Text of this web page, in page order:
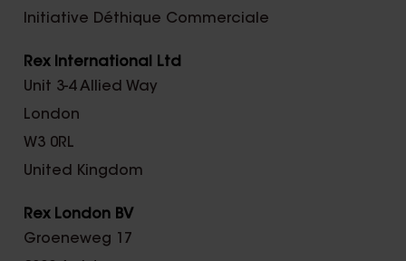
Initiative Déthique Commerciale
Rex International Ltd
Unit 3-4 Allied Way
London
W3 0RL
United Kingdom
Rex London BV
Groeneweg 17